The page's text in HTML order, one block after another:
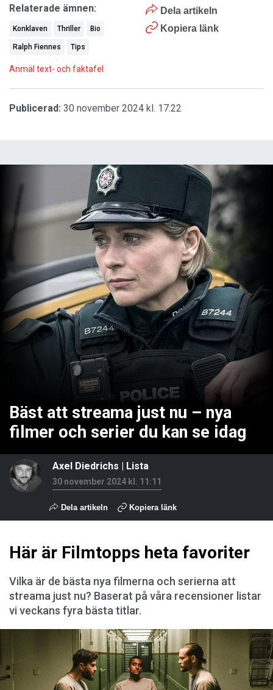
Dela artikeln
Kopiera länk
Relaterade ämnen:
Konklaven Thriller Bio
Ralph Fiennes Tips
Anmäl text- och faktafel
Publicerad: 30 november 2024 kl. 17:22
Bäst att streama just nu – nya
filmer och serier du kan se idag
Axel Diedrichs | Lista
30 november 2024 kl. 11:11
Dela artikeln Kopiera länk
Här är Filmtopps heta favoriter
Vilka är de bästa nya filmerna och serierna att
streama just nu? Baserat på våra recensioner listar
vi veckans fyra bästa titlar.